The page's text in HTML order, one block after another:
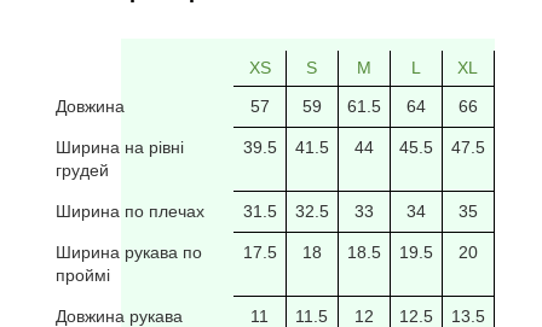
XS S M L XL
Довжина
57 59 61.5 64 66
Ширина на рівні
грудей
39.5 41.5 44 45.5 47.5
Ширина по плечах 31.5 32.5 33 34 35
Ширина рукава по
проймі
17.5 18 18.5 19.5 20
Довжина рукава 11 11.5 12 12.5 13.5